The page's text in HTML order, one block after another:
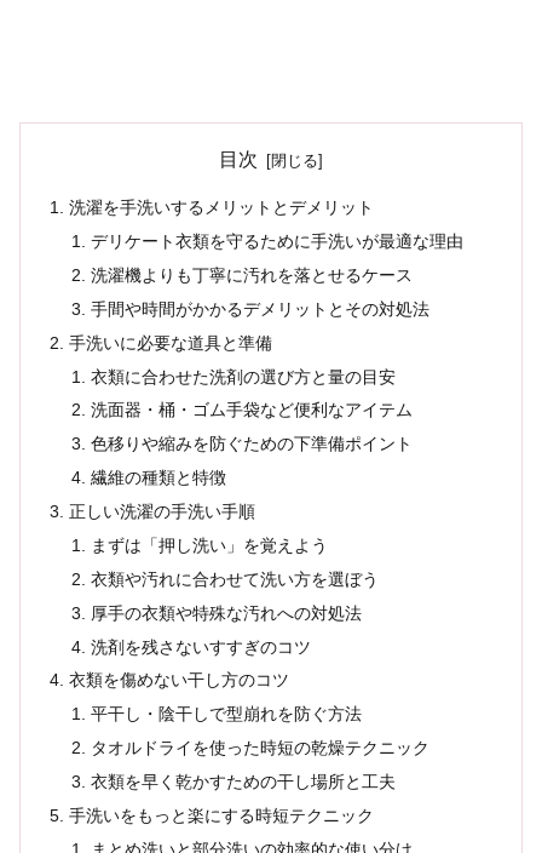
目次
洗濯を手洗いするメリットとデメリット
デリケート衣類を守るために手洗いが最適な理由
洗濯機よりも丁寧に汚れを落とせるケース
手間や時間がかかるデメリットとその対処法
手洗いに必要な道具と準備
衣類に合わせた洗剤の選び方と量の目安
洗面器・桶・ゴム手袋など便利なアイテム
色移りや縮みを防ぐための下準備ポイント
繊維の種類と特徴
正しい洗濯の手洗い手順
まずは「押し洗い」を覚えよう
衣類や汚れに合わせて洗い方を選ぼう
厚手の衣類や特殊な汚れへの対処法
洗剤を残さないすすぎのコツ
衣類を傷めない干し方のコツ
平干し・陰干しで型崩れを防ぐ方法
タオルドライを使った時短の乾燥テクニック
衣類を早く乾かすための干し場所と工夫
手洗いをもっと楽にする時短テクニック
まとめ洗いと部分洗いの効率的な使い分け